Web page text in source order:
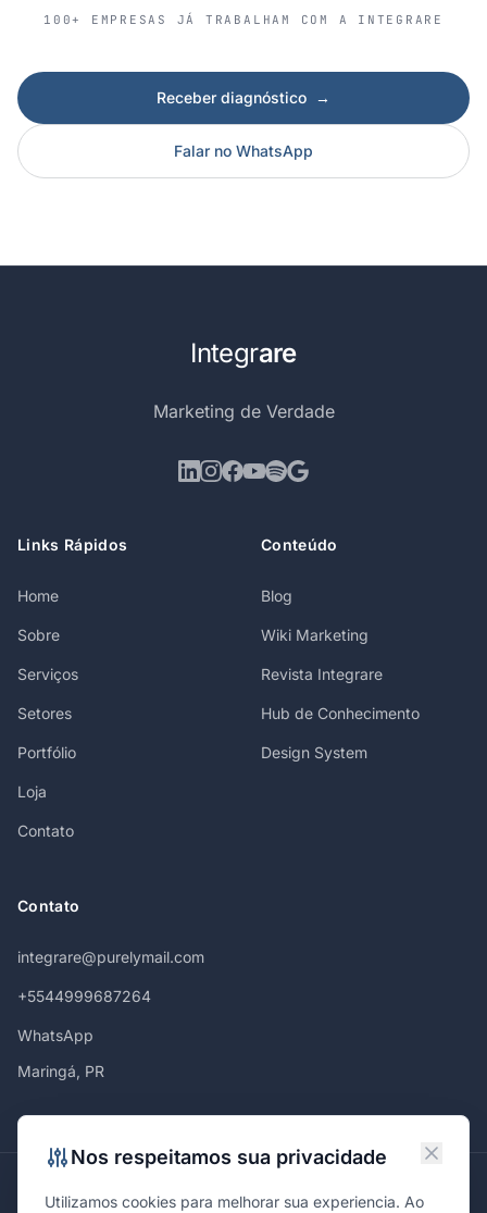
100+ EMPRESAS JÁ TRABALHAM COM A INTEGRARE
Receber diagnóstico →
Falar no WhatsApp
Integrare
Marketing de Verdade
Links Rápidos
Home
Sobre
Serviços
Setores
Portfólio
Loja
Contato
Conteúdo
Blog
Wiki Marketing
Revista Integrare
Hub de Conhecimento
Design System
Contato
integrare@purelymail.com
+5544999687264
WhatsApp
Maringá, PR
Nos respeitamos sua privacidade
Utilizamos cookies para melhorar sua experiencia. Ao